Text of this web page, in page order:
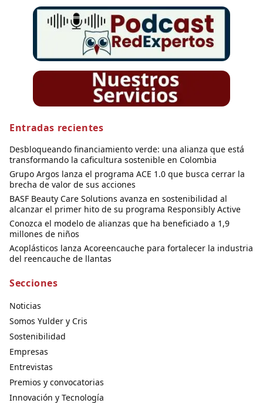
Entradas recientes
Desbloqueando financiamiento verde: una alianza que está
transformando la caficultura sostenible en Colombia
Grupo Argos lanza el programa ACE 1.0 que busca cerrar la
brecha de valor de sus acciones
BASF Beauty Care Solutions avanza en sostenibilidad al
alcanzar el primer hito de su programa Responsibly Active
Conozca el modelo de alianzas que ha beneficiado a 1,9
millones de niños
Acoplásticos lanza Acoreencauche para fortalecer la industria
del reencauche de llantas
Secciones
Noticias
Somos Yulder y Cris
Sostenibilidad
Empresas
Entrevistas
Premios y convocatorias
Innovación y Tecnología